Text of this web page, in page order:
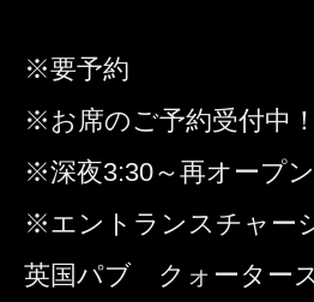
※要予約
※お席のご予約受付中！
※深夜3:30～再オープン
※エントランスチャー
英国パブ クォーター